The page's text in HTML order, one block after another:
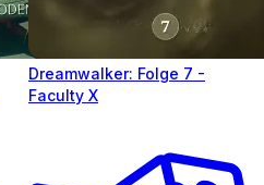
Dreamwalker: Folge 7 -
Faculty X